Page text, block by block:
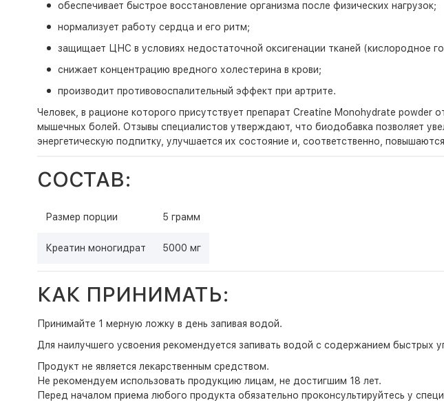
обеспечивает быстрое восстановление организма после физических нагрузок;
нормализует работу сердца и его ритм;
защищает ЦНС в условиях недостаточной оксигенации тканей (кислородное
снижает концентрацию вредного холестерина в крови;
производит противовоспалительный эффект при артрите.
Человек, в рационе которого присутствует препарат Creatine Monohydrate
мышечных болей. Отзывы специалистов утверждают, что биодобавка позволяет
энергетическую подпитку, улучшается их состояние и, соответственно,
СОСТАВ:
Размер порции 5 грамм
Креатин моногидрат 5000 мг
КАК ПРИНИМАТЬ:
Принимайте 1 мерную ложку в день запивая водой.
Для наилучшего усвоения рекомендуется запивать водой с содержанием быстрых
Продукт не является лекарственным средством.
Не рекомендуем использовать продукцию лицам, не достигшим 18 лет.
Перед началом приема любого продукта обязательно проконсультируйтесь у